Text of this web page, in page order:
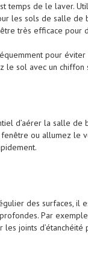
temps de le laver.
les sols de salle de
très efficace pour
pour éviter
le sol avec un
d’aérer la salle
ou allumez le
des surfaces, il
Par
joints